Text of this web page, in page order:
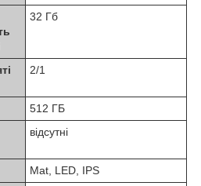
32 Гб
2/1
512 ГБ
відсутні
Mat, LED, IPS